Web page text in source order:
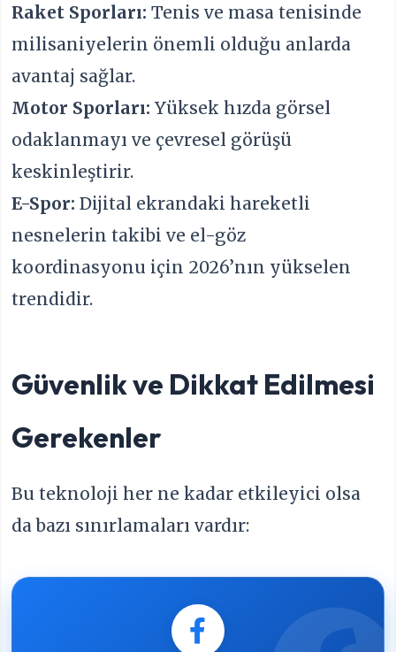
Raket Sporları: Tenis ve masa tenisinde
milisaniyelerin önemli olduğu anlarda
avantaj sağlar.
Motor Sporları: Yüksek hızda görsel
odaklanmayı ve çevresel görüşü
keskinleştirir.
E-Spor: Dijital ekrandaki hareketli
nesnelerin takibi ve el-göz
koordinasyonu için 2026’nın yükselen
trendidir.
Güvenlik ve Dikkat Edilmesi
Gerekenler
Bu teknoloji her ne kadar etkileyici olsa
da bazı sınırlamaları vardır: